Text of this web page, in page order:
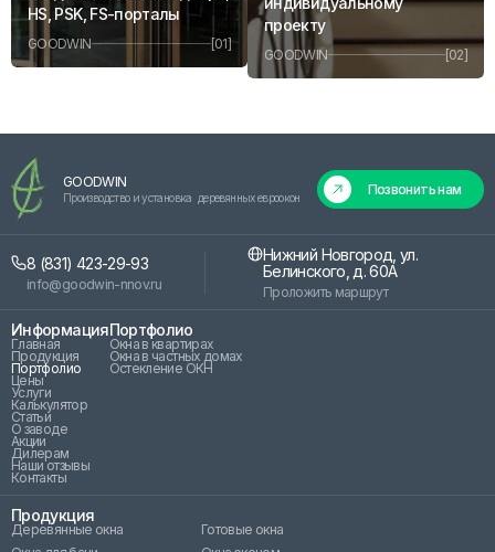
HS, PSK, FS-порталы
GOODWIN [01]
проекту
GOODWIN [02]
GOODWIN
Производство и установка деревянных евроокон Позвонить нам
8 (831) 423-29-93
info@goodwin-nnov.ru
Нижний Новгород, ул.
Белинского, д. 60А
Проложить маршрут
Информация
Главная
Продукция
Портфолио
Цены
Услуги
Калькулятор
Статьи
О заводе
Акции
Дилерам
Наши отзывы
Контакты
Портфолио
Окна в квартирах
Окна в частных домах
Остекление ОКН
Продукция
Деревянные окна
Готовые окна